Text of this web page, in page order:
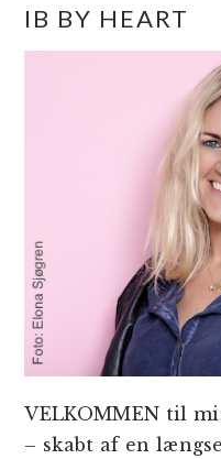
SIDEBAR
IB BY HEART
VELKOMMEN til
– skabt af en